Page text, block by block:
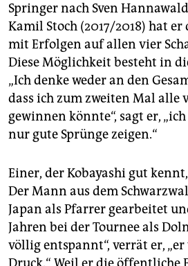
Springer nach Sven
Kamil Stoch (2017/2018) hat
mit Erfolgen auf allen vier
Diese Möglichkeit besteht in
„Ich denke weder an den
dass ich zum zweiten Mal alle
gewinnen könnte“, sagt er,
nur gute Sprünge zeigen.“
Einer, der Kobayashi gut
Der Mann aus dem
Japan als Pfarrer gearbeitet
Jahren bei der Tournee als
völlig entspannt“, verrät er,